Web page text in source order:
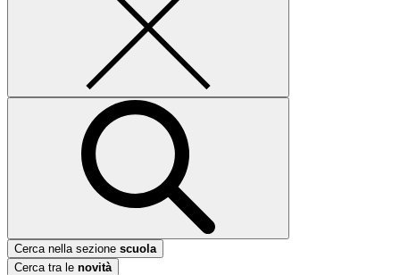
Cerca nella sezione scuola
Cerca tra le novità